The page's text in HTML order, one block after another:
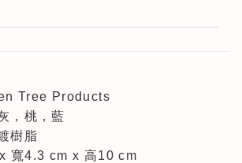
Tree Products
，桃，藍
樹脂
寬4.3 cm x 高10 cm